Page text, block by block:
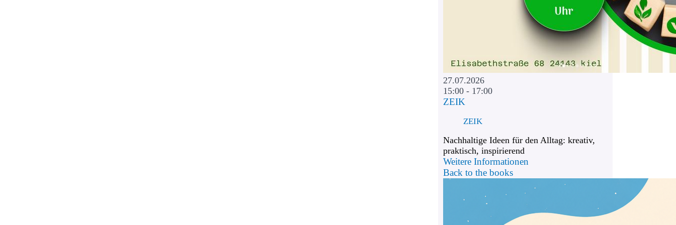
27.07.2026
15:00 - 17:00
ZEIK
ZEIK
Nachhaltige Ideen für den Alltag: kreativ,
praktisch, inspirierend
Weitere Informationen
Back to the books